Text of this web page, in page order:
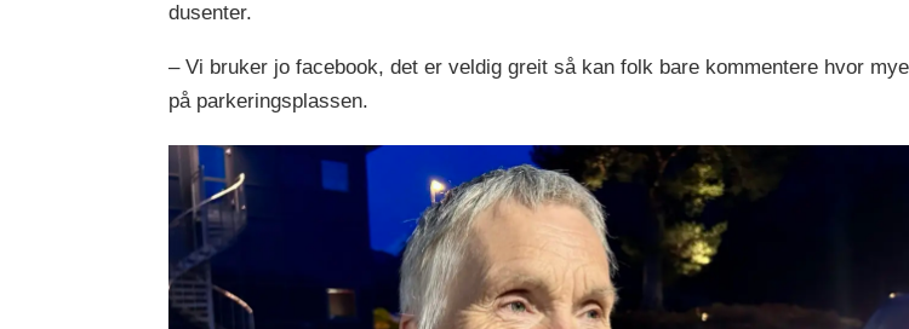
dusenter.
– Vi bruker jo facebook, det er veldig greit så kan folk bare kommentere hvor
på parkeringsplassen.